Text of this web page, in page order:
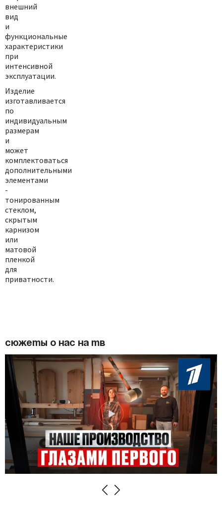
внешний
вид
и
функциональные
характеристики
при
интенсивной
эксплуатации.
Изделие
изготавливается
по
индивидуальным
размерам
и
может
комплектоваться
дополнительными
элементами
-
тонированным
стеклом,
скрытым
карнизом
или
матовой
пленкой
для
приватности.
Сюжеты о нас на ТВ
Previous
Next